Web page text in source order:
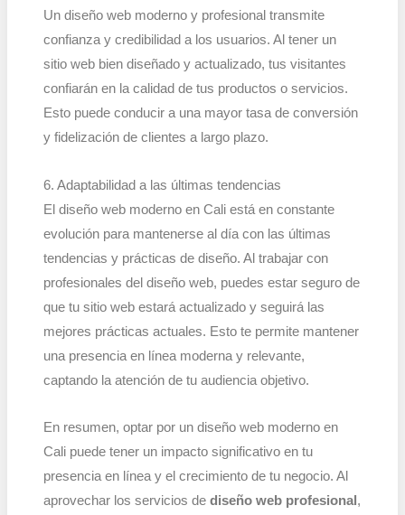
Un diseño web moderno y profesional transmite
confianza y credibilidad a los usuarios. Al tener un
sitio web bien diseñado y actualizado, tus visitantes
confiarán en la calidad de tus productos o servicios.
Esto puede conducir a una mayor tasa de conversión
y fidelización de clientes a largo plazo.
6. Adaptabilidad a las últimas tendencias
El diseño web moderno en Cali está en constante
evolución para mantenerse al día con las últimas
tendencias y prácticas de diseño. Al trabajar con
profesionales del diseño web, puedes estar seguro de
que tu sitio web estará actualizado y seguirá las
mejores prácticas actuales. Esto te permite mantener
una presencia en línea moderna y relevante,
captando la atención de tu audiencia objetivo.
En resumen, optar por un diseño web moderno en
Cali puede tener un impacto significativo en tu
presencia en línea y el crecimiento de tu negocio. Al
aprovechar los servicios de diseño web profesional ,